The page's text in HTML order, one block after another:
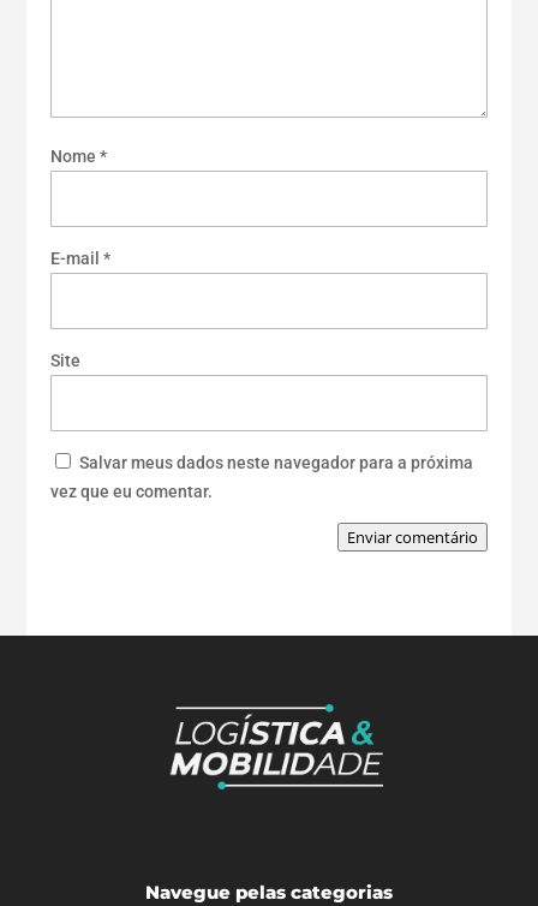
Nome*
E-mail*
Site
Salvar meus dados neste navegador para a próxima
vez que eu comentar.
Enviar comentário
Navegue pelas categorias